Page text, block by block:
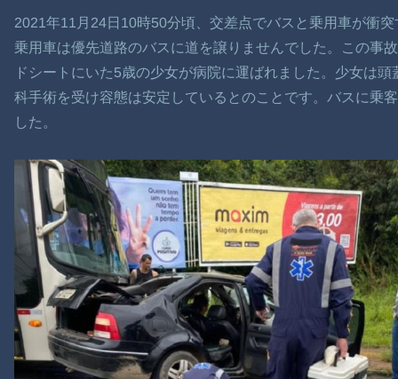
2021年11月24日10時50分頃、交差点でバスと乗用車が衝
乗用車は優先道路のバスに道を譲りませんでした。この事
ドシートにいた5歳の少女が病院に運ばれました。少女は
科手術を受け容態は安定しているとのことです。バスに乗
した。